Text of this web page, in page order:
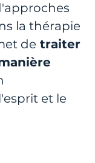
la thérapie
de traiter
et le